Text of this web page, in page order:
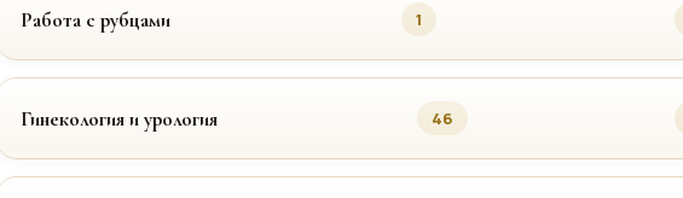
Работа с рубцами 1
Гинекология и урология 46